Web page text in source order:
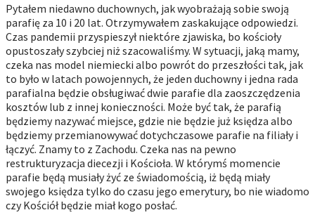
Pytałem niedawno duchownych, jak wyobrażają sobie swoją
parafię za 10 i 20 lat. Otrzymywałem zaskakujące odpowiedzi.
Czas pandemii przyspieszył niektóre zjawiska, bo kościoły
opustoszały szybciej niż szacowaliśmy. W sytuacji, jaką mamy,
czeka nas model niemiecki albo powrót do przeszłości tak, jak
to było w latach powojennych, że jeden duchowny i jedna rada
parafialna będzie obsługiwać dwie parafie dla zaoszczędzenia
kosztów lub z innej konieczności. Może być tak, że parafią
będziemy nazywać miejsce, gdzie nie będzie już księdza albo
będziemy przemianowywać dotychczasowe parafie na filiały i
łączyć. Znamy to z Zachodu. Czeka nas na pewno
restrukturyzacja diecezji i Kościoła. W którymś momencie
parafie będą musiały żyć ze świadomością, iż będą miały
swojego księdza tylko do czasu jego emerytury, bo nie wiadomo
czy Kościół będzie miał kogo posłać.